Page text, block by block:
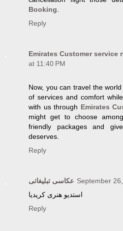
Booking.
Reply
Emirates Customer service
at 11:40 PM
Now, you can travel the
of services and comfort
with us through Emirates
might get to choose
friendly packages and
deserves.
Reply
عکاسی تبلیغاتی September
استدیو هنری کریدیا
Reply